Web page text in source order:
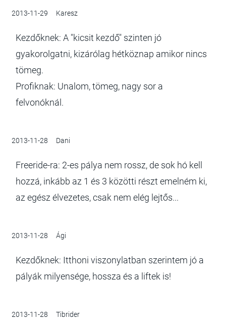
2013-11-29 Karesz
Kezdőknek: A "kicsit kezdő" szinten jó
gyakorolgatni, kizárólag hétköznap amikor nincs
tömeg.
Profiknak: Unalom, tömeg, nagy sor a
felvonóknál.
2013-11-28 Dani
Freeride-ra: 2-es pálya nem rossz, de sok hó kell
hozzá, inkább az 1 és 3 közötti részt emelném ki,
az egész élvezetes, csak nem elég lejtős...
2013-11-28 Ági
Kezdőknek: Itthoni viszonylatban szerintem jó a
pályák milyensége, hossza és a liftek is!
2013-11-28 Tibrider